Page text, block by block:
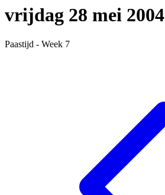
vrijdag 28 mei 2004
Paastijd - Week 7